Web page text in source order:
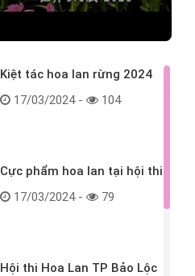
Kiệt tác hoa lan rừng 2024
17/03/2024 -
104
Cực phẩm hoa lan tại hội thi
17/03/2024 -
79
Hội thi Hoa Lan TP Bảo Lộc